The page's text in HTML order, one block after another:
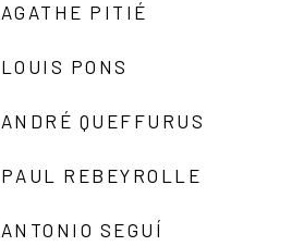
AGATHE PITIÉ
LOUIS PONS
ANDRÉ QUEFFURUS
PAUL REBEYROLLE
ANTONIO SEGUÍ